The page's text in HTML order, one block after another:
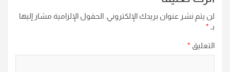
لن يتم نشر عنوان بريدك الإلكتروني. الحقول الإلزامية مشار إليها
بـ *
التعليق *